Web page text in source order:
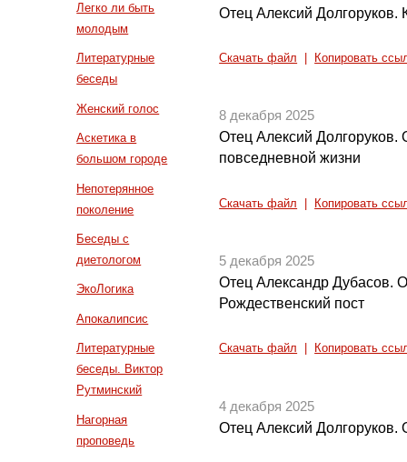
Легко ли быть
молодым
Литературные
беседы
Женский голос
Аскетика в
большом городе
Непотерянное
поколение
Беседы с
диетологом
ЭкоЛогика
Апокалипсис
Литературные
беседы. Виктор
Рутминский
Нагорная
проповедь
Отец Алексий Долгоруков.
Скачать файл Копировать
8 декабря 2025
Отец Алексий Долгоруков.
повседневной жизни
Скачать файл Копировать
5 декабря 2025
Отец Александр Дубасов.
Рождественский пост
Скачать файл Копировать
4 декабря 2025
Отец Алексий Долгоруков.